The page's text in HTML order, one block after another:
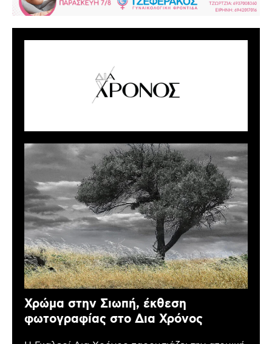
Χρώμα στην Σιωπή, έκθεση
φωτογραφίας στο Δια Χρόνος